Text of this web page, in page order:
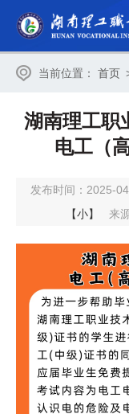
当前位置： 首页
湖南理工职
电工（
发布时间：2025-
【小】
来